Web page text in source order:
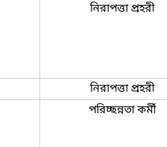
নিরাপত্তা প্রহরী
নিরাপত্তা প্রহরী
পরিচ্ছন্নতা কর্মী